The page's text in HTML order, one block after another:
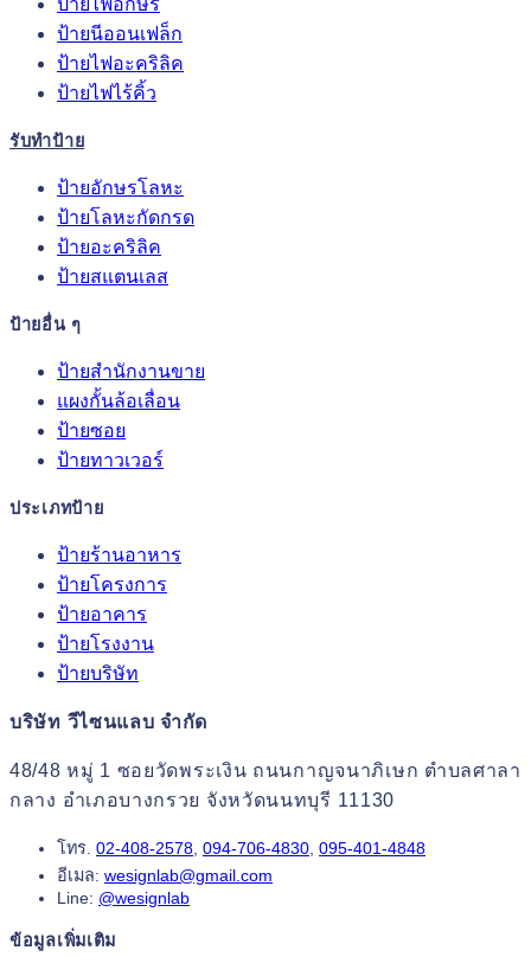
ป้ายไฟอักษร
ป้ายนีออนเฟล็ก
ป้ายไฟอะคริลิค
ป้ายไฟไร้คิ้ว
รับทำป้าย
ป้ายอักษรโลหะ
ป้ายโลหะกัดกรด
ป้ายอะคริลิค
ป้ายสแตนเลส
ป้ายอื่น ๆ
ป้ายสำนักงานขาย
แผงกั้นล้อเลื่อน
ป้ายซอย
ป้ายทาวเวอร์
ประเภทป้าย
ป้ายร้านอาหาร
ป้ายโครงการ
ป้ายอาคาร
ป้ายโรงงาน
ป้ายบริษัท
บริษัท วีไซนแลบ จำกัด
48/48 หมู่ 1 ซอยวัดพระเงิน ถนนกาญจนาภิเษก ตำบลศาลา
กลาง อำเภอบางกรวย จังหวัดนนทบุรี 11130
โทร. 02-408-2578, 094-706-4830, 095-401-4848
อีเมล: wesignlab@gmail.com
Line: @wesignlab
ข้อมูลเพิ่มเติม